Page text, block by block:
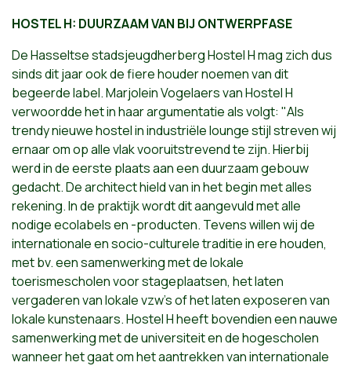
HOSTEL H: DUURZAAM VAN BIJ ONTWERPFASE
De Hasseltse stadsjeugdherberg Hostel H mag zich dus
sinds dit jaar ook de fiere houder noemen van dit
begeerde label. Marjolein Vogelaers van Hostel H
verwoordde het in haar argumentatie als volgt: "Als
trendy nieuwe hostel in industriële lounge stijl streven wij
ernaar om op alle vlak vooruitstrevend te zijn. Hierbij
werd in de eerste plaats aan een duurzaam gebouw
gedacht. De architect hield van in het begin met alles
rekening. In de praktijk wordt dit aangevuld met alle
nodige ecolabels en -producten. Tevens willen wij de
internationale en socio-culturele traditie in ere houden,
met bv. een samenwerking met de lokale
toerismescholen voor stageplaatsen, het laten
vergaderen van lokale vzw's of het laten exposeren van
lokale kunstenaars. Hostel H heeft bovendien een nauwe
samenwerking met de universiteit en de hogescholen
wanneer het gaat om het aantrekken van internationale